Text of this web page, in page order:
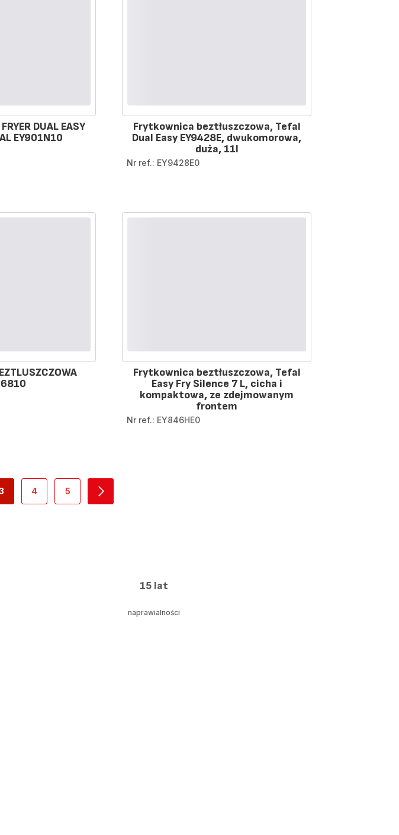
DUAL EASY
EY901N10
Frytkownica beztłuszczowa, Tefal
Dual Easy EY9428E, dwukomorowa,
duża, 11l
Nr ref.: EY9428E0
Frytkownica beztłuszczowa, Tefal
Easy Fry Silence 7 L, cicha i
kompaktowa, ze zdejmowanym
frontem
Nr ref.: EY846HE0
-
4
-
5
-
navigation.pagination.actions.next
15 lat
naprawialności